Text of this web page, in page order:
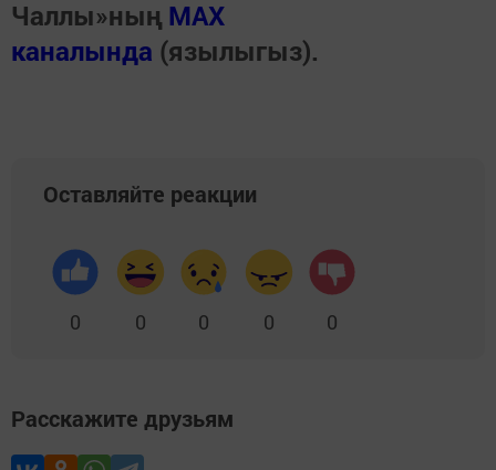
Чаллы»ның MAX
каналында (язылыгыз).
Оставляйте реакции
0 0 0 0 0
Расскажите друзьям